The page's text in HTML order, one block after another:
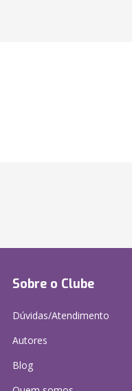
Sobre o Clube
Dúvidas/Atendimento
Autores
Blog